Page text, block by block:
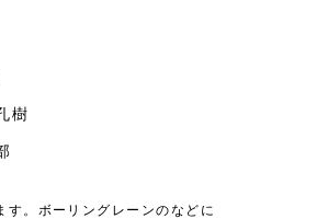
樹
す。ボーリングレーンのなどに